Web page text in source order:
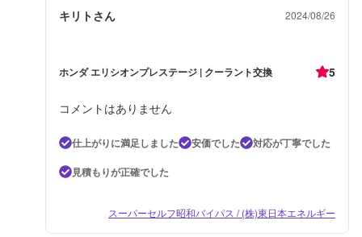
キリトさん 2024/08/26
ホンダ エリシオンプレステージ | クーラント交換 5
コメントはありません
仕上がりに満足しました 安価でした
対応が丁寧でした
見積もりが正確でした
スーパーセルフ昭和バイパス / (株)東日本エネルギー